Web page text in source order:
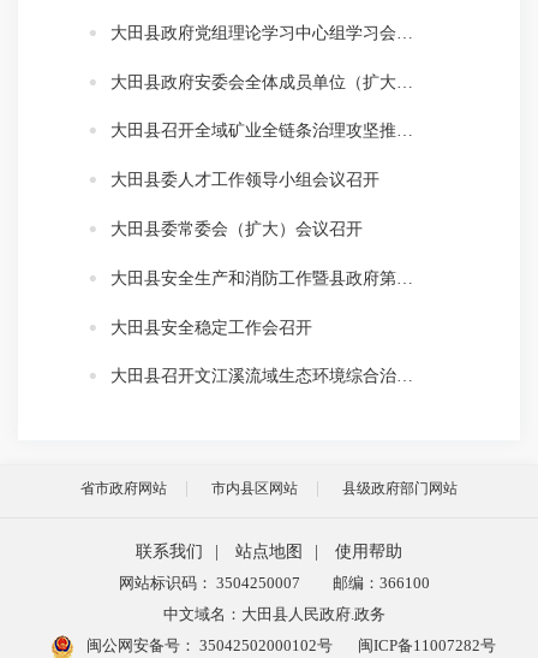
大田县召开全域矿业全链条治理攻坚推进专题会议
大田县委人才工作领导小组会议召开
大田县委常委会（扩大）会议召开
大田县安全稳定工作会召开
大田县召开文江溪流域生态环境综合治理工作调度会
省市政府网站 市内县区网站 县级政府部门网站
联系我们 站点地图
使用帮助
网站标识码： 3504250007
邮编：366100
中文域名：大田县人民政府.政务
闽公网安备号： 35042502000102号 闽ICP备11007282号